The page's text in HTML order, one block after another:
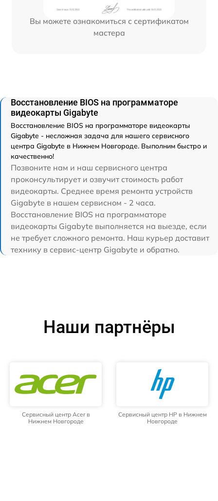
Вы можете ознакомиться с сертификатом
мастера
Восстановление BIOS на программаторе
видеокарты Gigabyte
Восстановление BIOS на программаторе видеокарты
Gigabyte - несложная задача для нашего сервисного
центра Gigabyte в Нижнем Новгороде. Выполним быстро и
качественно!
Позвоните нам и наш сервисного центра
проконсультирует и озвучит стоимость работ
видеокарты. Среднее время ремонта устройств
Gigabyte в нашем сервисном - 2 часа.
Восстановление BIOS на программаторе
видеокарты Gigabyte выполняется на выезде, если
не требует сложного ремонта. Наш курьер доставит
технику в сервис-центр Gigabyte и обратно.
Наши партнёры
Сервисный центр Acer в
Нижнем Новгороде
Сервисный центр HP в Нижнем
Новгороде